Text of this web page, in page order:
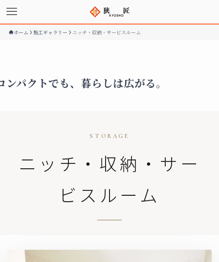
ホーム 施工ギャラリー ニッチ・収納・サービスルーム
ンパクトでも、暮らしは広がる。
STORAGE
ニッチ・収納・サー
ビスルーム